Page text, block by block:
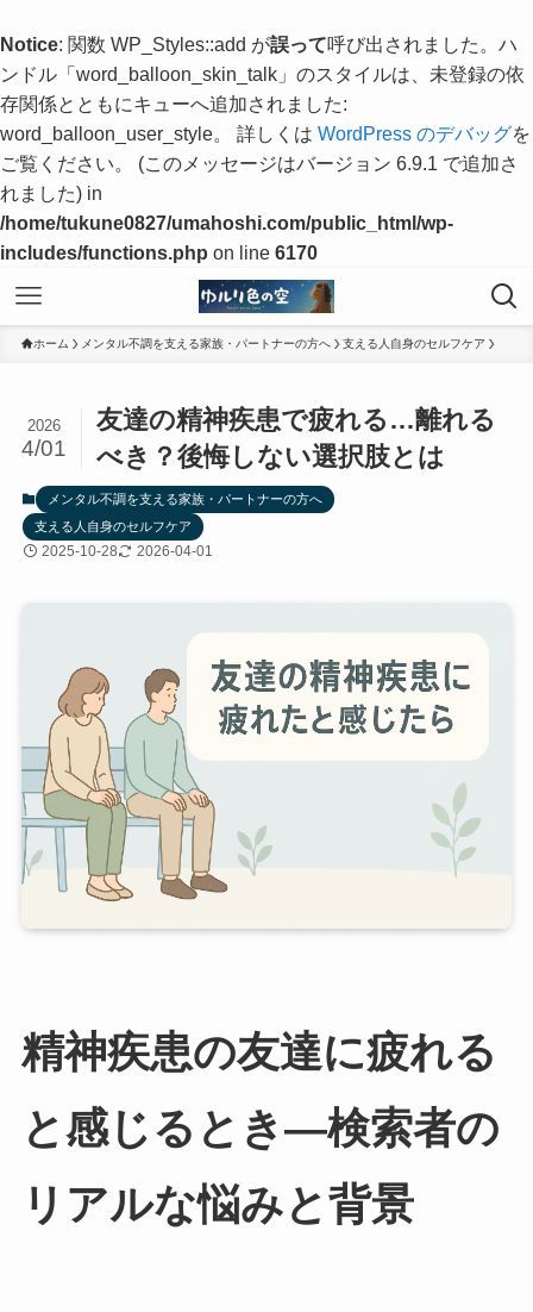
Notice: 関数 WP_Styles::add が誤って呼び出されました。ハ
ンドル「word_balloon_skin_talk」のスタイルは、未登録の依
存関係とともにキューへ追加されました:
word_balloon_user_style。 詳しくは WordPress のデバッグを
ご覧ください。 (このメッセージはバージョン 6.9.1 で追加さ
れました) in
/home/tukune0827/umahoshi.com/public_html/wp-
includes/functions.php on line 6170
ホーム メンタル不調を支える家族・パートナーの方へ 支える人自身のセルフケア
友達の精神疾患で疲れる…離れる
べき？後悔しない選択肢とは
2026
4/01
メンタル不調を支える家族・パートナーの方へ
支える人自身のセルフケア
2025-10-28 2026-04-01
精神疾患の友達に疲れる
と感じるとき—検索者の
リアルな悩みと背景